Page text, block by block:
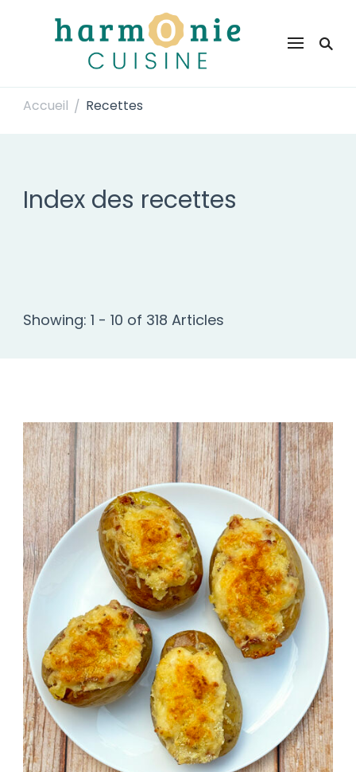
Harmonie Cuisine
Accueil / Recettes
Index des recettes
Showing: 1 - 10 of 318 Articles